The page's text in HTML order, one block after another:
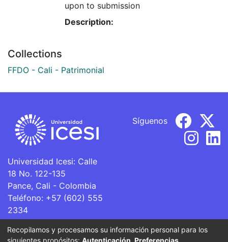
upon to submission
Description:
Collections
FFDO - Cali - Patrimonial
Universidad Icesi: Calle
18 No. 122-135
Pance, Cali - Colombia
Teléfono: +57 (602) 555
2334
ventanillaunica@icesi.edu.co
Síguenos
Recopilamos y procesamos su información personal para los
siguientes propósitos: Autenticación, Preferencias,